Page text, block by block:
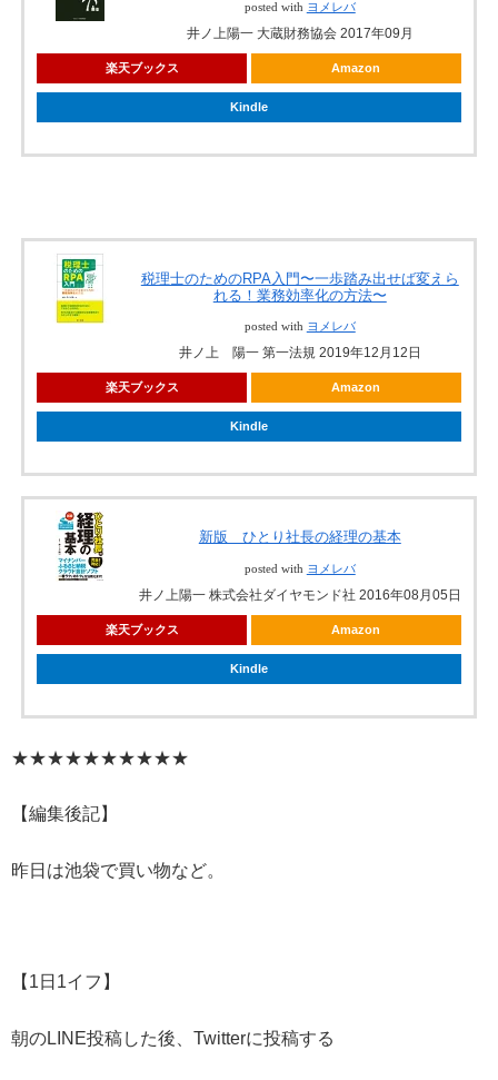
posted with ヨメレバ
井ノ上陽一 大蔵財務協会 2017年09月
楽天ブックス Amazon
Kindle
税理士のためのRPA入門〜一歩踏み出せば変えら
れる！業務効率化の方法〜
posted with ヨメレバ
井ノ上 陽一 第一法規 2019年12月12日
楽天ブックス Amazon
Kindle
新版 ひとり社長の経理の基本
posted with ヨメレバ
井ノ上陽一 株式会社ダイヤモンド社 2016年08月05日
楽天ブックス Amazon
Kindle
★★★★★★★★★★
【編集後記】
昨日は池袋で買い物など。
【1日1イフ】
朝のLINE投稿した後、Twitterに投稿する